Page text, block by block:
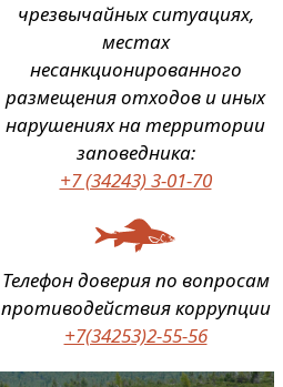
чрезвычайных ситуациях,
местах
несанкционированного
размещения отходов и иных
нарушениях на территории
заповедника:
+7 (34243) 3-01-70
Телефон доверия по вопросам
противодействия коррупции
+7(34253)2-55-56